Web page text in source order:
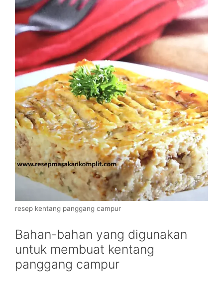
resep kentang panggang campur
Bahan-bahan yang digunakan
untuk membuat kentang
panggang campur